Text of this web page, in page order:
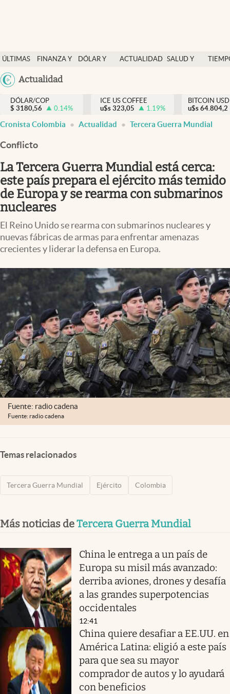
ÚLTIMAS
NOTICIAS
FINANZA Y
DÓLAR Y
ACTUALIDAD SALUD Y
México
USA
Actualidad
Salud y nutrición
Vida espiritual
Actualidad
Colombia
DÓLAR/COP
$ 3180,56 0.14%
ICE US COFFEE
u$s 323,05 1.19%
BITCOIN USD
u$s 64.804,2
Cronista Colombia Actualidad Tercera Guerra Mundial
Conflicto
La Tercera Guerra Mundial está cerca:
este país prepara el ejército más temido
de Europa y se rearma con submarinos
nucleares
El Reino Unido se rearma con submarinos nucleares y
nuevas fábricas de armas para enfrentar amenazas
crecientes y liderar la defensa en Europa.
Fuente: radio cadena
Fuente: radio cadena
Temas relacionados
Tercera Guerra Mundial Ejército Colombia
Más noticias deTercera Guerra Mundial
China le entrega a un país de
Europa su misil más avanzado:
derriba aviones, drones y desafía
a las grandes superpotencias
occidentales
12:41
China quiere desafiar a EE.UU. en
América Latina: eligió a este país
para que sea su mayor
comprador de autos y lo ayudará
con beneficios